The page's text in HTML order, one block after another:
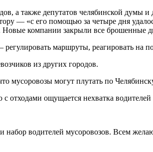
а также депутатов челябинской думы
— «с его помощью за четыре дня
Новые компании закрыли все брошенные
маршруты, реагировать на
из других городов.
мусоровозы могут плутать по
ощущается нехватка водителей
водителей мусоровозов. Всем